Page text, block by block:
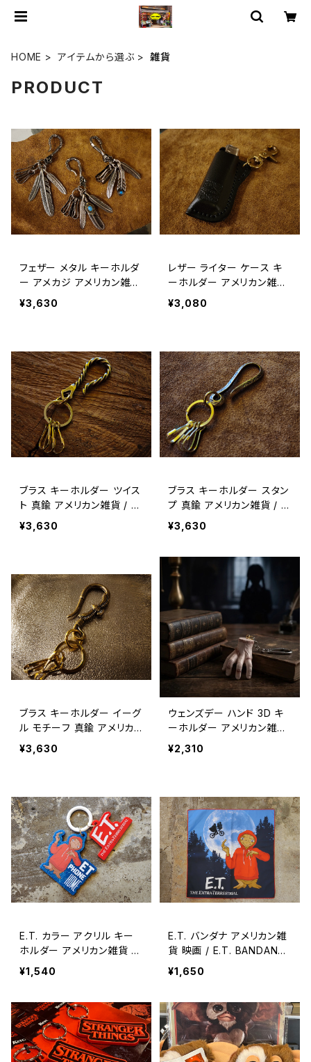
HOME アイテムから選ぶ 雑貨
PRODUCT
フェザー メタル キーホルダ
ー アメカジ アメリカン雑貨
/ FEATHER METAL KEYH
OLDER【E106】
¥3,630
レザー ライター ケース キ
ーホルダー アメリカン雑貨
本革 / LEATHER LIGHTER
HOLDER【E105】
¥3,080
ブラス キーホルダー ツイス
ト 真鍮 アメリカン雑貨 / B
RASS KEY HOLDER TWI
ST【E105】
¥3,630
ブラス キーホルダー スタン
プ 真鍮 アメリカン雑貨 / B
RASS KEY HOLDER STA
MP【E104】
¥3,630
ブラス キーホルダー イーグ
ル モチーフ 真鍮 アメリカン
雑貨 / BRASS KEY HOLD
ER EAGLE【E103】
¥3,630
ウェンズデー ハンド 3D キ
ーホルダー アメリカン雑貨
/ WEDNESDAY THING 3
D KEY CHAIN【E102】
¥2,310
E.T. カラー アクリル キー
ホルダー アメリカン雑貨 映
画 / E.T. CLOLOR ACRYL
KEY HOLDER MOVIE【E10
¥1,540
E.T. バンダナ アメリカン雑
貨 映画 / E.T. BANDANA
MOVIE【A1157】
¥1,650